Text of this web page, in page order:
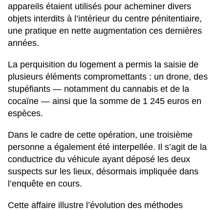
appareils étaient utilisés pour acheminer divers
objets interdits à l’intérieur du centre pénitentiaire,
une pratique en nette augmentation ces dernières
années.
La perquisition du logement a permis la saisie de
plusieurs éléments compromettants : un drone, des
stupéfiants — notamment du cannabis et de la
cocaïne — ainsi que la somme de 1 245 euros en
espèces.
Dans le cadre de cette opération, une troisième
personne a également été interpellée. Il s’agit de la
conductrice du véhicule ayant déposé les deux
suspects sur les lieux, désormais impliquée dans
l’enquête en cours.
Cette affaire illustre l’évolution des méthodes